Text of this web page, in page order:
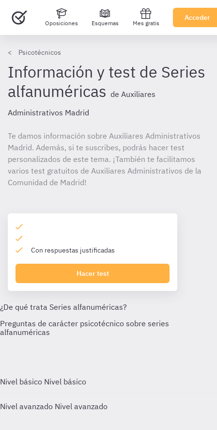
Oposiciones Esquemas Mes gratis
Acceder
Psicotécnicos
Información y test de Series
alfanuméricas de Auxiliares
Administrativos Madrid
Te damos información sobre Auxiliares Administrativos
Madrid. Además, si te suscribes, podrás hacer test
personalizados de este tema. ¡También te facilitamos
varios test gratuitos de Auxiliares Administrativos de la
Comunidad de Madrid!
Con respuestas justificadas
Hacer test
Nivel básico Nivel básico
Nivel avanzado Nivel avanzado